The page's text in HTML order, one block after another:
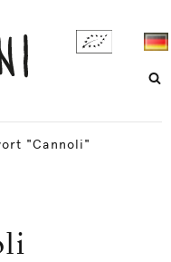
"Cannoli"